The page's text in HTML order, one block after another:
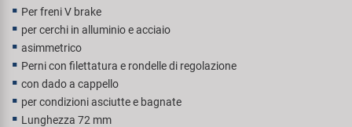
Per freni V brake
per cerchi in alluminio e acciaio
asimmetrico
Perni con filettatura e rondelle di regolazione
con dado a cappello
per condizioni asciutte e bagnate
Lunghezza 72 mm